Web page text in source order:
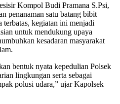
Kompol Budi Pramana S.Psi,
penanaman satu batang bibit
kegiatan ini menjadi
untuk mendukung upaya
kesadaran masyarakat
bentuk nyata kepedulian Polsek
lingkungan serta sebagai
polusi udara,” ujar Kapolsek